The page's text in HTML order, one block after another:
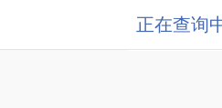
正在查询